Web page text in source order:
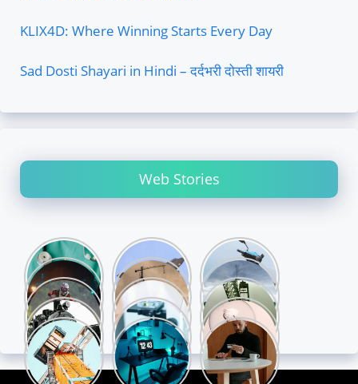
KLIX4D: Where Winning Starts Every Day
Sad Dosti Shayari in Hindi – दर्दभरी दोस्ती शायरी
Web Stories